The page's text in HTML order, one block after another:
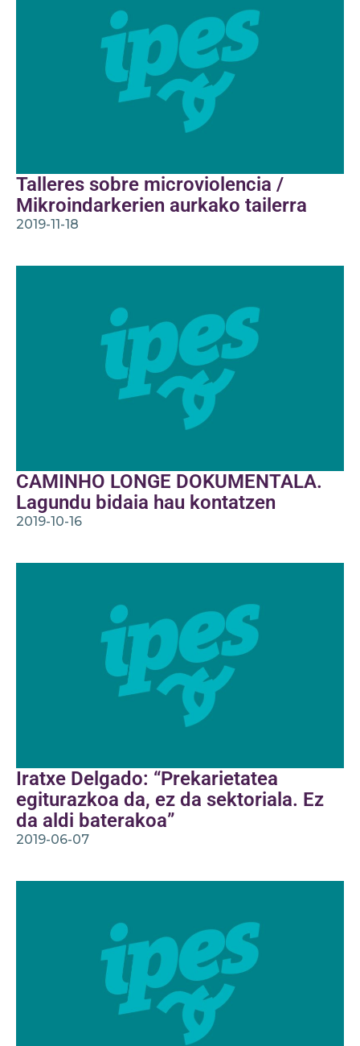
Talleres sobre microviolencia /
Mikroindarkerien aurkako tailerra
2019-11-18
CAMINHO LONGE DOKUMENTALA.
Lagundu bidaia hau kontatzen
2019-10-16
Iratxe Delgado: “Prekarietatea
egiturazkoa da, ez da sektoriala. Ez
da aldi baterakoa”
2019-06-07